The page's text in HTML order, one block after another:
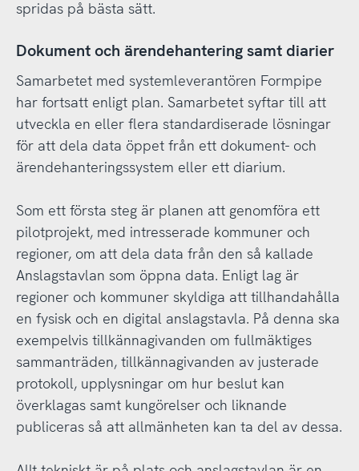
spridas på bästa sätt.
Dokument och ärendehantering samt diarier
Samarbetet med systemleverantören Formpipe
har fortsatt enligt plan. Samarbetet syftar till att
utveckla en eller flera standardiserade lösningar
för att dela data öppet från ett dokument- och
ärendehanteringssystem eller ett diarium.
Som ett första steg är planen att genomföra ett
pilotprojekt, med intresserade kommuner och
regioner, om att dela data från den så kallade
Anslagstavlan som öppna data. Enligt lag är
regioner och kommuner skyldiga att tillhandahålla
en fysisk och en digital anslagstavla. På denna ska
exempelvis tillkännagivanden om fullmäktiges
sammanträden, tillkännagivanden av justerade
protokoll, upplysningar om hur beslut kan
överklagas samt kungörelser och liknande
publiceras så att allmänheten kan ta del av dessa.